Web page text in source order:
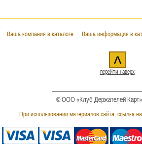
Ваша компания в каталоге Ваша информация в
^
перейти наверх
© ООО «Клуб Держателей
При использовании материалов сайта, ссылка на